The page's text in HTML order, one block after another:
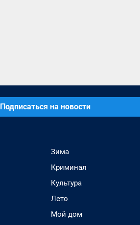
Подписаться на новости
Зима
Криминал
Культура
Лето
Мой дом